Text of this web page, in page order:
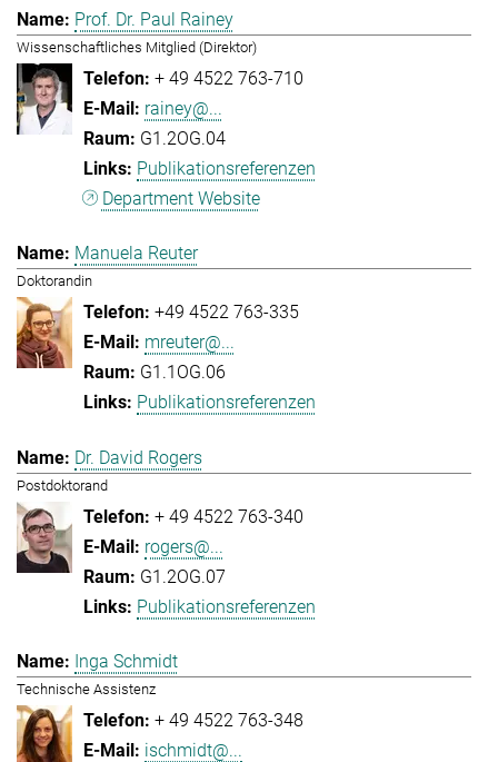
Prof. Dr. Paul Rainey
Wissenschaftliches Mitglied (Direktor)
+ 49 4522 763-710
rainey@...
G1.2OG.04
Publikationsreferenzen
Department Website
Manuela Reuter
Doktorandin
+49 4522 763-335
mreuter@...
G1.1OG.06
Publikationsreferenzen
Dr. David Rogers
Postdoktorand
+ 49 4522 763-340
rogers@...
G1.2OG.07
Publikationsreferenzen
Inga Schmidt
Technische Assistenz
+ 49 4522 763-348
ischmidt@...